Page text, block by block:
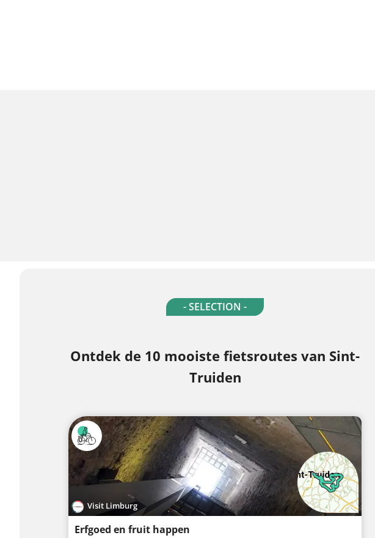
- SELECTION -
Ontdek de 10 mooiste fietsroutes van Sint-
Truiden
Visit Limburg
Erfgoed en fruit happen